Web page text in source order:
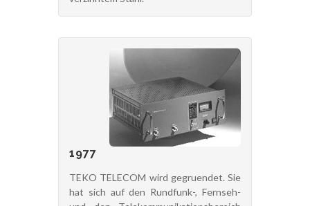
1977
TEKO TELECOM wird gegruendet. Sie
hat sich auf den Rundfunk-, Fernseh-